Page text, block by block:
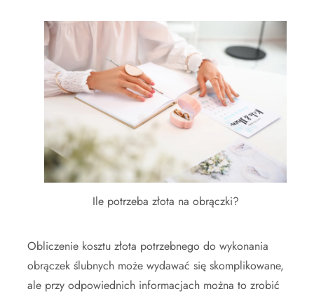
Ile potrzeba złota na obrączki?
Obliczenie kosztu złota potrzebnego do wykonania
obrączek ślubnych może wydawać się skomplikowane,
ale przy odpowiednich informacjach można to zrobić